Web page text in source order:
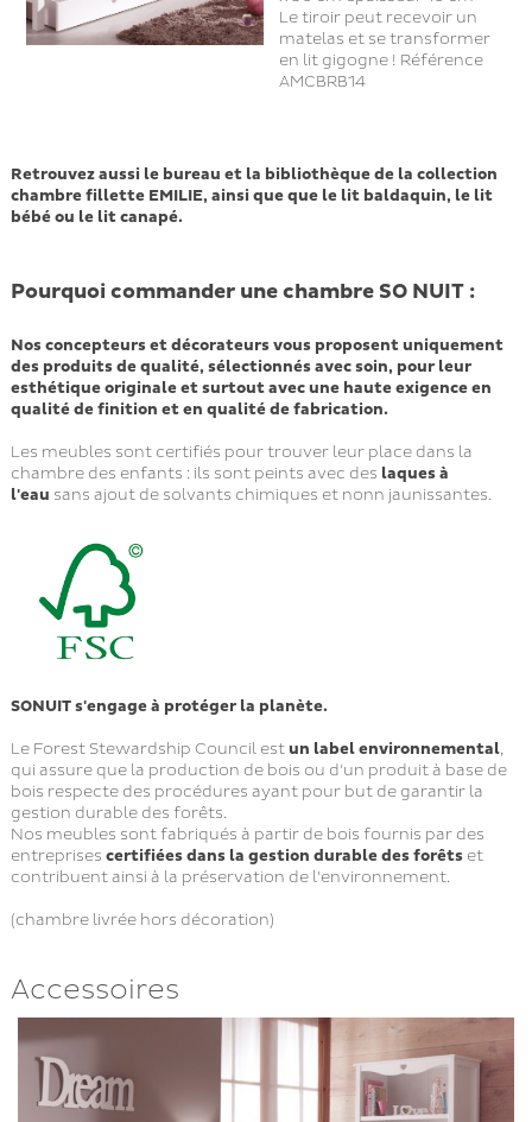
Le tiroir peut recevoir un
matelas et se transformer
en lit gigogne ! Référence
AMCBRB14
Retrouvez aussi le bureau et la bibliothèque de la collection
chambre fillette EMILIE, ainsi que que le lit baldaquin, le lit
bébé ou le lit canapé.
Pourquoi commander une chambre SO NUIT :
Nos concepteurs et décorateurs vous proposent uniquement
des produits de qualité, sélectionnés avec soin, pour leur
esthétique originale et surtout avec une haute exigence en
qualité de finition et en qualité de fabrication.
Les meubles sont certifiés pour trouver leur place dans la
chambre des enfants : ils sont peints avec des laques à
l'eau sans ajout de solvants chimiques et nonn jaunissantes.
SONUIT s'engage à protéger la planète.
Le Forest Stewardship Council estun label environnemental,
qui assure que la production de bois ou d'un produit à base de
bois respecte des procédures ayant pour but de garantir la
gestion durable des forêts.
Nos meubles sont fabriqués à partir de bois fournis par des
entreprises certifiées dans la gestion durable des forêtset
contribuent ainsi à la préservation de l'environnement.
(chambre livrée hors décoration)
Accessoires